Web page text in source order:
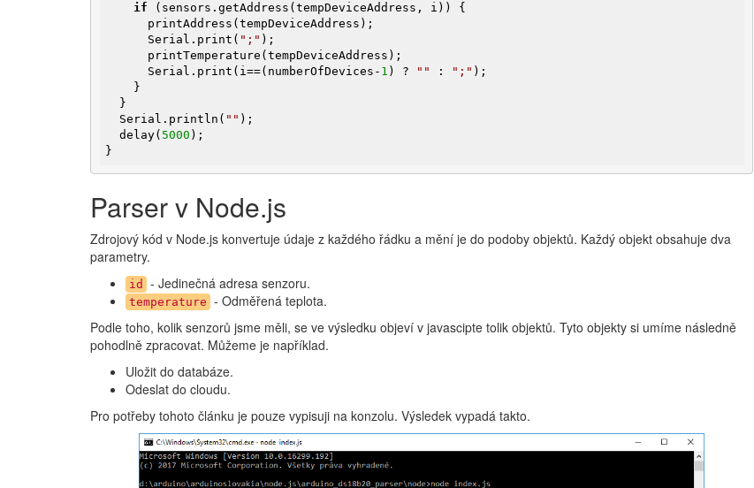
if (sensors.getAddress(tempDeviceAddress, i)) {
      Serial.print(
";" );
      Serial.print(i==(numberOfDevices-
1 ) ? "" : ";" );
  Serial.println(
"" );
  delay(
5000 );
}
Parser v Node.js
Zdrojový kód v Node.js konvertuje údaje z každého řádku a mění je do podoby objektů. Každý objekt obsahuje dva
parametry.
id - Jedinečná adresa senzoru.
temperature - Odměřená teplota.
Podle toho, kolik senzorů jsme měli, se ve výsledku objeví v javascipte tolik objektů. Tyto objekty si umíme následně
pohodlně zpracovat. Můžeme je například.
Uložit do databáze.
Odeslat do cloudu.
Pro potřeby tohoto článku je pouze vypisuji na konzolu. Výsledek vypadá takto.